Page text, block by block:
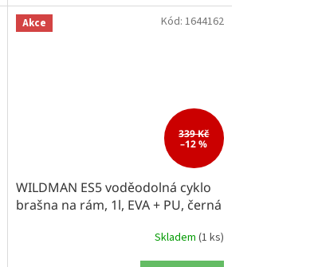
Akce
339 Kč
–12 %
WILDMAN ES5 voděodolná cyklo
brašna na rám, 1l, EVA + PU, černá
Skladem (1 ks)
Kód: 1644162